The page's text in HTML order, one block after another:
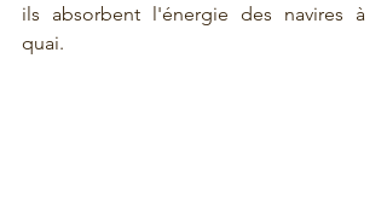
ils absorbent l'énergie des navires à
quai.